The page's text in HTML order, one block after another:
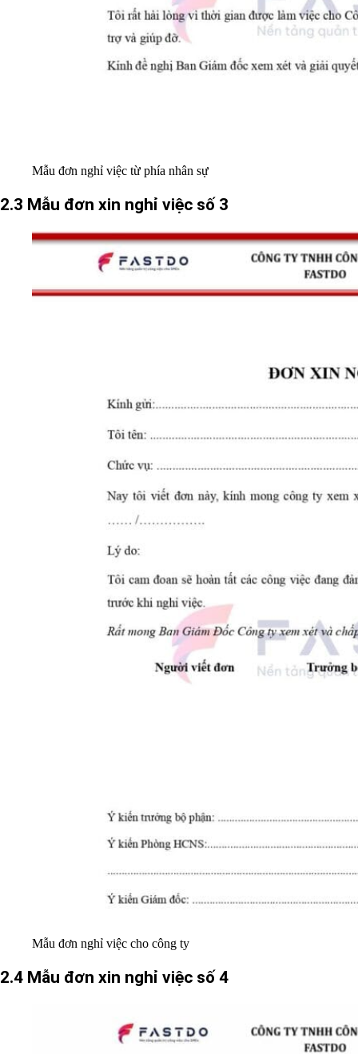
Mẫu đơn nghỉ việc từ phía nhân sự
2.3 Mẫu đơn xin nghỉ việc số 3
Mẫu đơn nghỉ việc cho công ty
2.4 Mẫu đơn xin nghỉ việc số 4